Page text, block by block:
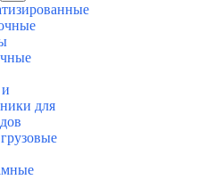
для